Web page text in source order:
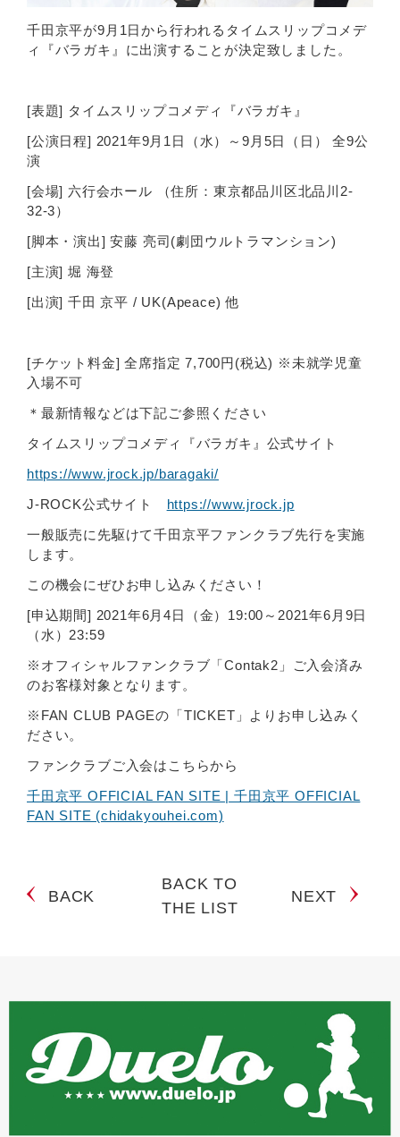
千田京平が9月1日から行われるタイムスリップコメデ
ィ『バラガキ』に出演することが決定致しました。
[表題] タイムスリップコメディ『バラガキ』
[公演日程] 2021年9月1日（水）～9月5日（日） 全9公
演
[会場] 六行会ホール （住所：東京都品川区北品川2-
32-3）
[脚本・演出] 安藤 亮司(劇団ウルトラマンション)
[主演] 堀 海登
[出演] 千田 京平 / UK(Apeace) 他
[チケット料金] 全席指定 7,700円(税込) ※未就学児童
入場不可
＊最新情報などは下記ご参照ください
タイムスリップコメディ『バラガキ』公式サイト
https://www.jrock.jp/baragaki/
J-ROCK公式サイト https://www.jrock.jp
一般販売に先駆けて千田京平ファンクラブ先行を実施
します。
この機会にぜひお申し込みください！
[申込期間] 2021年6月4日（金）19:00～2021年6月9日
（水）23:59
※オフィシャルファンクラブ「Contak2」ご入会済み
のお客様対象となります。
※FAN CLUB PAGEの「TICKET」よりお申し込みく
ださい。
ファンクラブご入会はこちらから
千田京平 OFFICIAL FAN SITE | 千田京平 OFFICIAL
FAN SITE (chidakyouhei.com)
BACK
BACK TO
THE LIST
NEXT